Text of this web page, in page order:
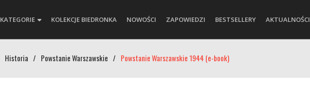
KATEGORIE KOLEKCJE BIEDRONKA NOWOŚCI ZAPOWIEDZI BESTSELLERY AKTUALNOŚCI
Historia / Powstanie Warszawskie / Powstanie Warszawskie 1944 (e-book)